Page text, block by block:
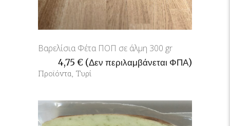
Βαρελίσια Φέτα ΠΟΠ σε άλμη 300 gr
4,75 € (Δεν περιλαμβάνεται ΦΠΑ)
Προϊόντα, Τυρί